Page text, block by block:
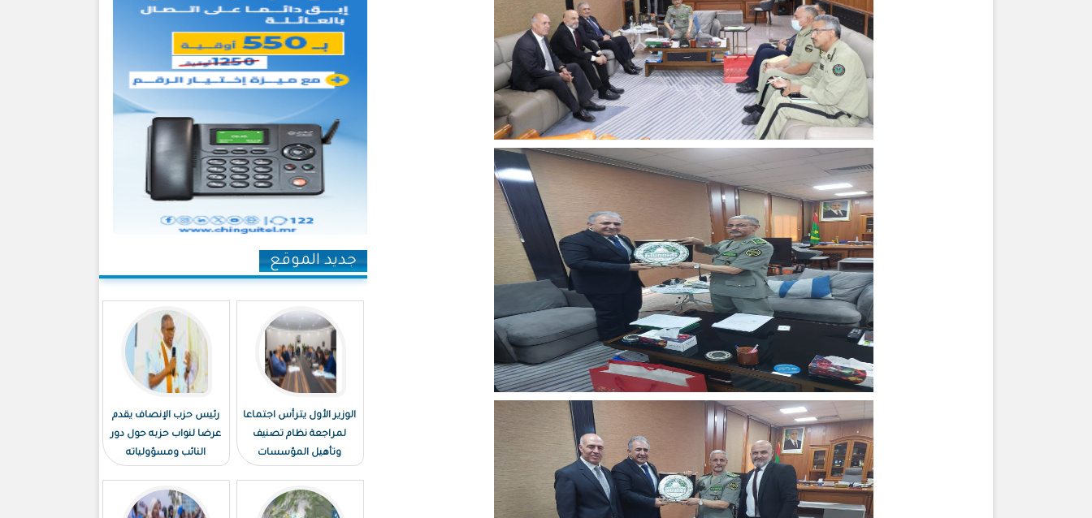
جديد الموقع
الوزير الأول يترأس اجتماعا
لمراجعة نظام تصنيف
وتأهيل المؤسسات
رئيس حزب الإنصاف يقدم
عرضا لنواب حزبه حول دور
النائب ومسؤولياته